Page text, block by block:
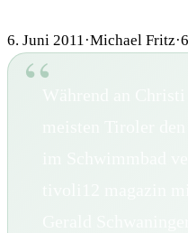
6. Juni 2011 ·Michael Fritz·6